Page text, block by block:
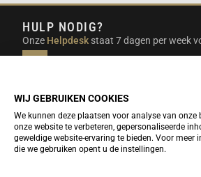
HULP NODIG?
Onze Helpdesk staat 7 dagen per week
beantwoorden.
NIEUWSBRIEF
Meld je nu gratis aan voor de DTS-
WIJ GEBRUIKEN COOKIES
We kunnen deze plaatsen voor analyse van onze
onze website te verbeteren, gepersonaliseerde
geweldige website-ervaring te bieden. Voor meer
die we gebruiken opent u de instellingen.